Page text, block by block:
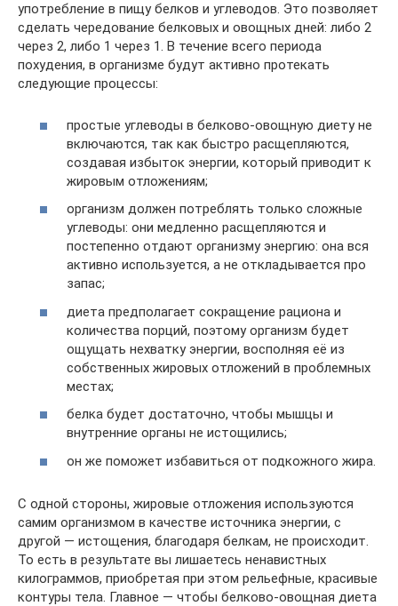
употребление в пищу белков и углеводов. Это позволяет
сделать чередование белковых и овощных дней: либо 2
через 2, либо 1 через 1. В течение всего периода
похудения, в организме будут активно протекать
следующие процессы:
простые углеводы в белково-овощную диету не
включаются, так как быстро расщепляются,
создавая избыток энергии, который приводит к
жировым отложениям;
организм должен потреблять только сложные
углеводы: они медленно расщепляются и
постепенно отдают организму энергию: она вся
активно используется, а не откладывается про
запас;
диета предполагает сокращение рациона и
количества порций, поэтому организм будет
ощущать нехватку энергии, восполняя её из
собственных жировых отложений в проблемных
местах;
белка будет достаточно, чтобы мышцы и
внутренние органы не истощились;
он же поможет избавиться от подкожного жира.
С одной стороны, жировые отложения используются
самим организмом в качестве источника энергии, с
другой — истощения, благодаря белкам, не происходит.
То есть в результате вы лишаетесь ненавистных
килограммов, приобретая при этом рельефные, красивые
контуры тела. Главное — чтобы белково-овощная диета